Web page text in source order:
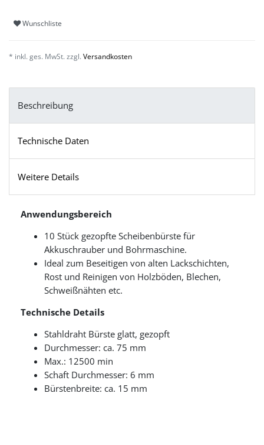
Wunschliste
* inkl. ges. MwSt. zzgl. Versandkosten
Beschreibung
Technische Daten
Weitere Details
Anwendungsbereich
10 Stück gezopfte Scheibenbürste für
Akkuschrauber und Bohrmaschine.
Ideal zum Beseitigen von alten Lackschichten,
Rost und Reinigen von Holzböden, Blechen,
Schweißnähten etc.
Technische Details
Stahldraht Bürste glatt, gezopft
Durchmesser: ca. 75 mm
Max.: 12500 min
Schaft Durchmesser: 6 mm
Bürstenbreite: ca. 15 mm